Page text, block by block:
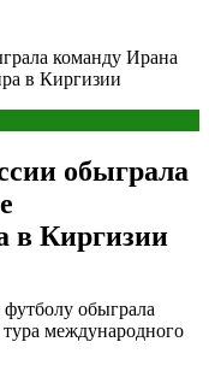
команду Ирана
в Киргизии
обыграла
в Киргизии
обыграла
международного